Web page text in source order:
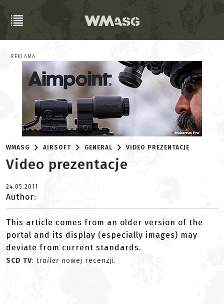
REKLAMA
WMASG AIRSOFT GENERAL VIDEO PREZENTACJE
Video prezentacje
24.05.2011
Author:
This article comes from an older version of the
portal and its display (especially images) may
deviate from current standards.
SCD TV: trailer nowej recenzji.